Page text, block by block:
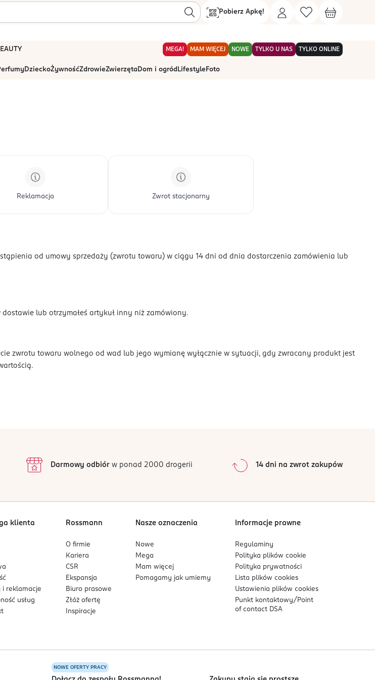
Pobierz Apkę!
MEGA! MAM WIĘCEJ NOWE TYLKO U NAS TYLKO ONLINE
DzieckoŻywnośćZdrowieZwierzętaDom i ogród Lifestyle Foto
Reklamacja Zwrot stacjonarny
od umowy sprzedaży (zwrotu towaru) w ciągu 14 dni od dnia dostarczenia zamówienia lub
lub otrzymałeś artykuł inny niż zamówiony.
zwrotu towaru wolnego od wad lub jego wymianę wyłącznie w sytuacji, gdy zwracany produkt jest
Darmowy odbiórw ponad 2000 drogerii 14 dni na zwrot zakupów
klienta
i reklamacje
usług
Rossmann
O firmie
Kariera
CSR
Ekspansja
Biuro prasowe
Złóż ofertę
Inspiracje
Nasze oznaczenia
Nowe
Mega
Mam więcej
Pomagamy jak umiemy
Informacje prawne
Regulaminy
Polityka plikówcookie
Polityka prywatności
Lista plikówcookies
Ustawienia plikówcookies
Punkt kontaktowy/ Point
of contact DSA
NOWE OFERTY PRACY